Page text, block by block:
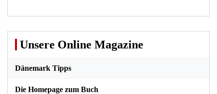
Unsere Online Magazine
Dänemark Tipps
Die Homepage zum Buch